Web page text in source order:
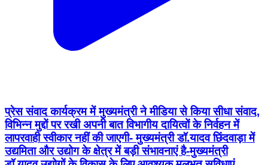
प्रेस संवाद कार्यक्रम में मुख्यमंत्री ने मीडिया से किया सीधा संवाद,
विभिन्न मुद्दों पर रखी अपनी बात विभागीय दायित्वों के निर्वहन में
लापरवाही स्वीकार नहीं की जाएगी- मुख्यमंत्री डॉ.यादव छिंदवाड़ा में
उद्यमिता और उद्योग के क्षेत्र में बड़ी संभावनाएं है-मुख्यमंत्री